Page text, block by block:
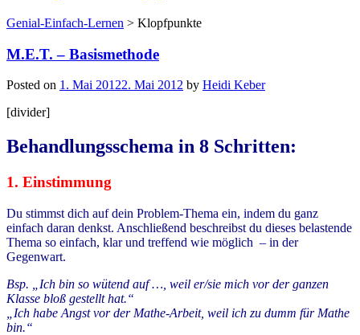
Genial-Einfach-Lernen > Klopfpunkte
M.E.T. – Basismethode
Posted on 1. Mai 20122. Mai 2012 by Heidi Keber
[divider]
Behandlungsschema in 8 Schritten:
1. Einstimmung
Du stimmst dich auf dein Problem-Thema ein, indem du ganz
einfach daran denkst. Anschließend beschreibst du dieses belastende
Thema so einfach, klar und treffend wie möglich – in der
Gegenwart.
Bsp. „Ich bin so wütend auf …, weil er/sie mich vor der ganzen
Klasse bloß gestellt hat.“
„Ich habe Angst vor der Mathe-Arbeit, weil ich zu dumm für Mathe
bin.“